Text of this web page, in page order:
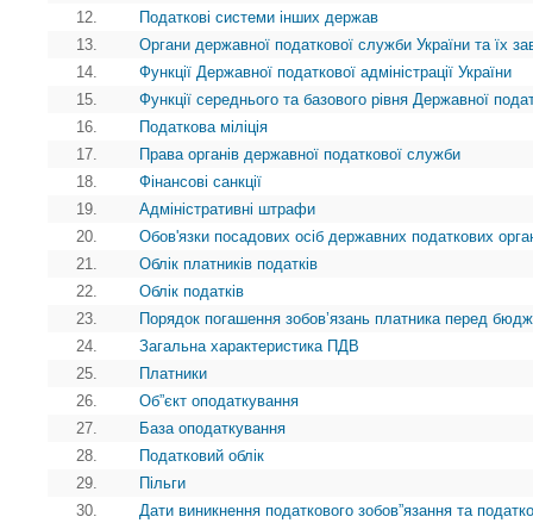
12.
Податкові системи інших держав
13.
Органи державної податкової служби України та їх
14.
Функції Державної податкової адміністрації України
15.
Функції середнього та базового рівня Державної
16.
Податкова міліція
17.
Права органів державної податкової служби
18.
Фінансові санкції
19.
Адміністративні штрафи
20.
Обов'язки посадових осіб державних податкових
21.
Облік платників податків
22.
Облік податків
23.
Порядок погашення зобов’язань платника перед
24.
Загальна характеристика ПДВ
25.
Платники
26.
Об”єкт оподаткування
27.
База оподаткування
28.
Податковий облік
29.
Пільги
30.
Дати виникнення податкового зобов”язання та